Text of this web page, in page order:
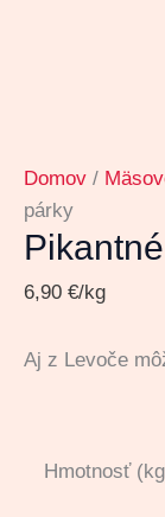
Domov /
párky
6,90 €/kg
Aj z Levoče
Hmotnosť